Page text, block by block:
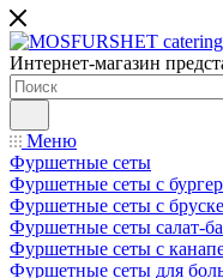
Интернет-магазин
Меню
Фуршетные сеты
Фуршетные сеты с
Фуршетные сеты с
Фуршетные сеты салат-
Фуршетные сеты с
Фуршетные сеты для